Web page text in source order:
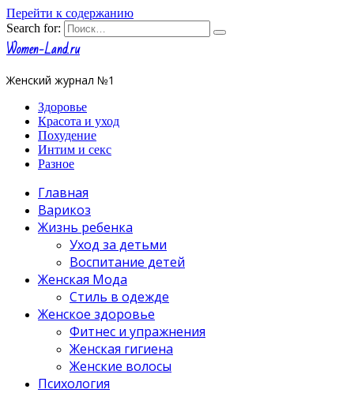
Перейти к содержанию
Search for:
Women-Land.ru
Женский журнал №1
Здоровье
Красота и уход
Похудение
Интим и секс
Разное
Главная
Варикоз
Жизнь ребенка
Уход за детьми
Воспитание детей
Женская Мода
Стиль в одежде
Женское здоровье
Фитнес и упражнения
Женская гигиена
Женские волосы
Психология